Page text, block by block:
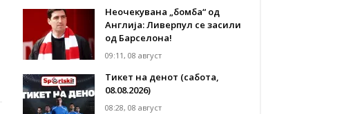
Неочекувана „бомба“ од
Англија: Ливерпул се засили
од Барселона!
09:11, 08 август
Тикет на денот (сабота,
08.08.2026)
08:28, 08 август